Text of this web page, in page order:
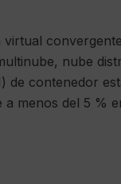
nube
de contenedor
menos del 5 %